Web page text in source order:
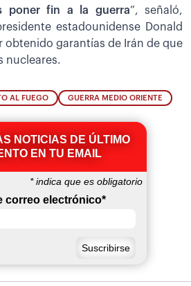
poner fin a la guerra”, señaló,
estadounidense Donald
obtenido garantías de Irán de que
nucleares.
AL FUEGO GUERRA MEDIO ORIENTE
NOTICIAS DE ÚLTIMO
EN TU EMAIL
*indica que es obligatorio
correo electrónico*